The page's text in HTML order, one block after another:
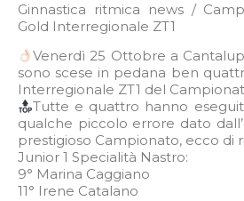
Ginnastica ritmica news /
Gold Interregionale ZT1
Venerdì 25 Ottobre a
sono scese in pedana ben
Interregionale ZT1 del
Tutte e quattro hanno
qualche piccolo errore dato
prestigioso Campionato, ecco di
Junior 1 Specialità Nastro:
9° Marina Caggiano
11° Irene Catalano